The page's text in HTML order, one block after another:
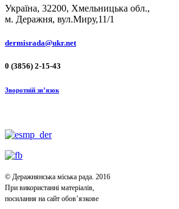
Україна, 32200, Хмельницька обл.,
м. Деражня, вул.Миру,11/1
dermisrada@ukr.net
0 (3856) 2-15-43
Зворотній зв’язок
© Деражнянська міська рада. 2016
При використанні матеріалів,
посилання на сайт обов’язкове